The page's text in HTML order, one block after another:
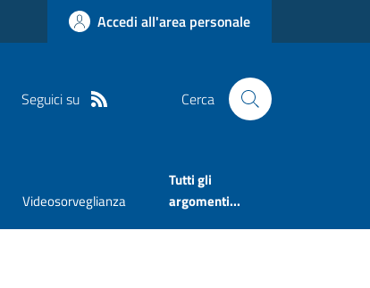
Accedi all'area personale
Seguici su Cerca
Videosorveglianza
Tutti gli
argomenti...